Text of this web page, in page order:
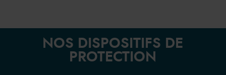
NOS DISPOSITIFS DE
PROTECTION